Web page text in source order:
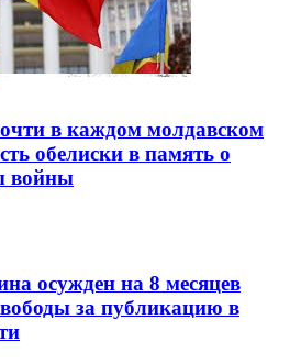
в каждом молдавском
обелиски в память о
войны
осужден на 8 месяцев
за публикацию в